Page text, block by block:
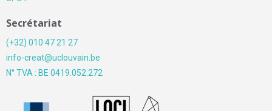
Secrétariat
(+32) 010 47 21 27
info-creat@uclouvain.be
N° TVA : BE 0419.052.272